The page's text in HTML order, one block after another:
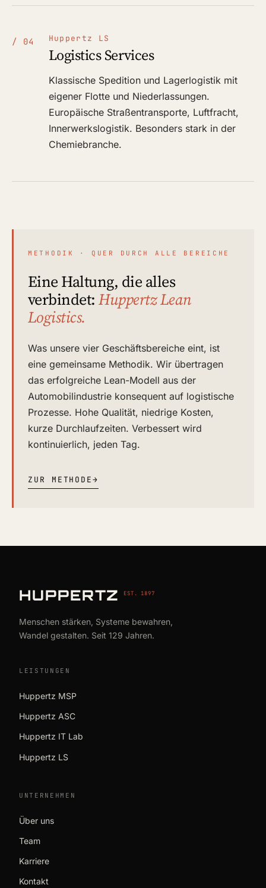
/ 04 Huppertz LS
Logistics Services
Klassische Spedition und Lagerlogistik mit
eigener Flotte und Niederlassungen.
Europäische Straßentransporte, Luftfracht,
Innerwerkslogistik. Besonders stark in der
Chemiebranche.
METHODIK · QUER DURCH ALLE BEREICHE
Eine Haltung, die alles
verbindet:Huppertz Lean
Logistics.
Was unsere vier Geschäftsbereiche eint, ist
eine gemeinsame Methodik. Wir übertragen
das erfolgreiche Lean-Modell aus der
Automobilindustrie konsequent auf logistische
Prozesse. Hohe Qualität, niedrige Kosten,
kurze Durchlaufzeiten. Verbessert wird
kontinuierlich, jeden Tag.
ZUR METHODE→
HUPPERTZ EST. 1897
Menschen stärken, Systeme bewahren,
Wandel gestalten. Seit 129 Jahren.
LEISTUNGEN
Huppertz MSP
Huppertz ASC
Huppertz IT Lab
Huppertz LS
UNTERNEHMEN
Über uns
Team
Karriere
Kontakt